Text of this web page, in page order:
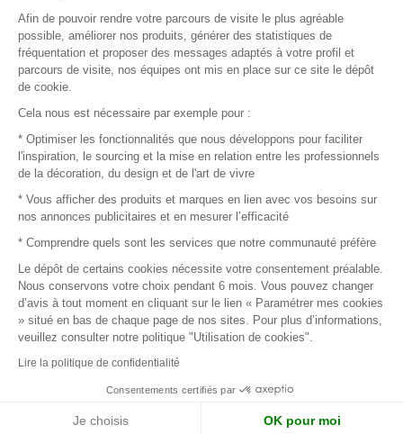
Plan du site
© 2016 –Organisation SAFI
Recrutement
Mentions légales
Conditions commerciales
Piano Analytics
Afin de pouvoir rendre votre parcours de visite le plus agréable
possible, améliorer nos produits, générer des statistiques de
fréquentation et proposer des messages adaptés à votre profil et
parcours de visite, nos équipes ont mis en place sur ce site le dépôt
de cookie.
Cela nous est nécessaire par exemple pour :
* Optimiser les fonctionnalités que nous développons pour faciliter
l'inspiration, le sourcing et la mise en relation entre les professionnels
de la décoration, du design et de l'art de vivre
* Vous afficher des produits et marques en lien avec vos besoins sur
nos annonces publicitaires et en mesurer l’efficacité
* Comprendre quels sont les services que notre communauté préfère
Le dépôt de certains cookies nécessite votre consentement préalable.
Nous conservons votre choix pendant 6 mois. Vous pouvez changer
d’avis à tout moment en cliquant sur le lien « Paramétrer mes cookies
» situé en bas de chaque page de nos sites. Pour plus d’informations,
veuillez consulter notre politique "Utilisation de cookies".
Lire la politique de confidentialité
Consentements certifiés par
Je choisis OK pour moi